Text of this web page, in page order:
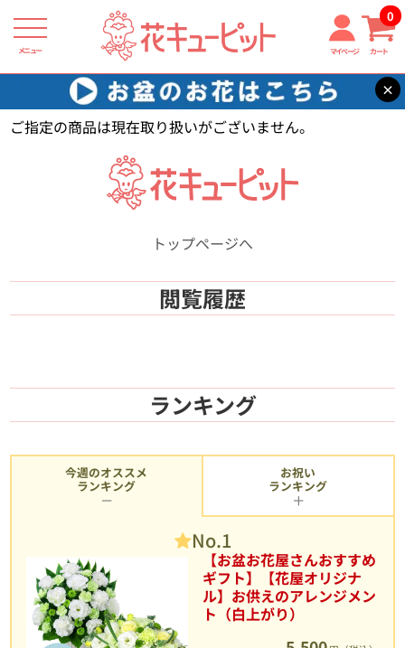
メニュー マイページ カート
0
×
花キューピット 【】
ご指定の商品は現在取り扱いがございません。
トップページへ
閲覧履歴
ランキング
今週のオススメ
ランキング
No.1
【お盆お花屋さんおすすめ
ギフト】【花屋オリジナ
ル】お供えのアレンジメン
ト（白上がり）
お祝い
ランキング